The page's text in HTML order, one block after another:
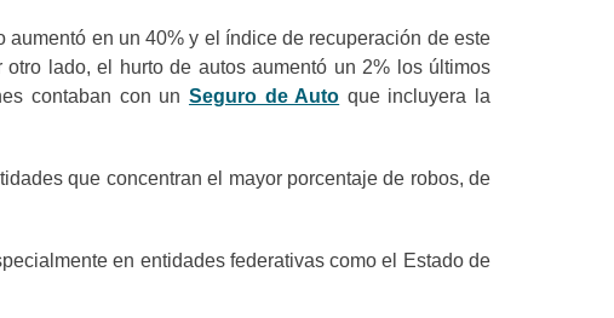
en un 40% y el índice de recuperación de este
lado, el hurto de autos aumentó un 2% los últimos
contaban con un Seguro de Auto que incluyera la
que concentran el mayor porcentaje de robos, de
en entidades federativas como el Estado de